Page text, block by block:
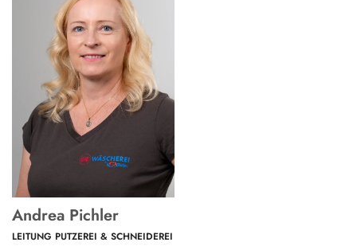
Andrea Pichler
LEITUNG PUTZEREI & SCHNEIDEREI